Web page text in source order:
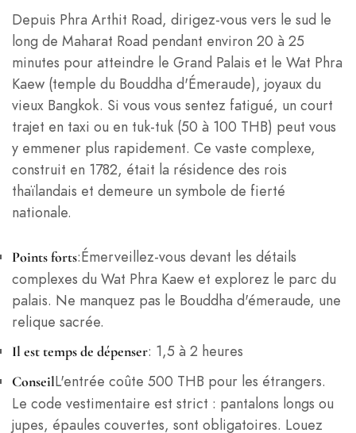
Depuis Phra Arthit Road, dirigez-vous vers le sud le
long de Maharat Road pendant environ 20 à 25
minutes pour atteindre le Grand Palais et le Wat Phra
Kaew (temple du Bouddha d'Émeraude), joyaux du
vieux Bangkok. Si vous vous sentez fatigué, un court
trajet en taxi ou en tuk-tuk (50 à 100 THB) peut vous
y emmener plus rapidement. Ce vaste complexe,
construit en 1782, était la résidence des rois
thaïlandais et demeure un symbole de fierté
nationale.
Points forts:Émerveillez-vous devant les détails
complexes du Wat Phra Kaew et explorez le parc du
palais. Ne manquez pas le Bouddha d'émeraude, une
relique sacrée.
Il est temps de dépenser: 1,5 à 2 heures
ConseilL'entrée coûte 500 THB pour les étrangers.
Le code vestimentaire est strict : pantalons longs ou
jupes, épaules couvertes, sont obligatoires. Louez